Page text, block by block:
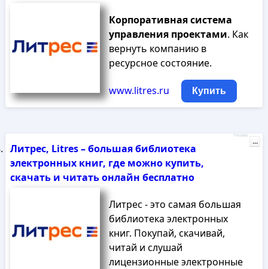
Корпоративнаясистема
управления проектами. Как
вернуть компанию в
ресурсное состояние.
www.litres.ru Купить
Литрес, Litres – большая библиотека
электронных книг, где можно купить,
скачать и читать онлайн бесплатно
Литрес - это самая большая
библиотека электронных
книг. Покупай, скачивай,
читай и слушай
лицензионные электронные
Реклама
...